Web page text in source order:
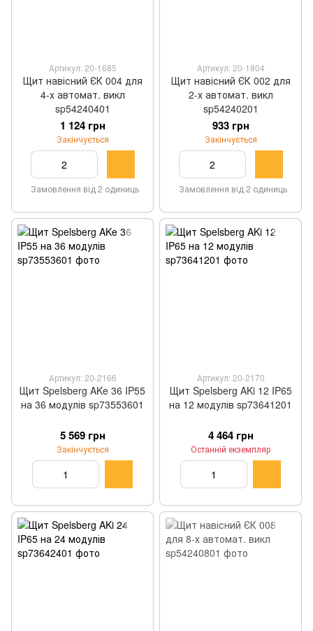
Артикул: 20-1685
Щит навісний ЄК 004 для
4-х автомат. викл
sp54240401
1 124 грн
Закінчується
Замовлення від 2 одиниць
Артикул: 20-1804
Щит навісний ЄК 002 для
2-х автомат. викл
sp54240201
933 грн
Закінчується
Замовлення від 2 одиниць
Артикул: 20-2166
Щит Spelsberg AKe 36 IP55
на 36 модулів sp73553601
5 569 грн
Закінчується
Артикул: 20-2170
Щит Spelsberg AKi 12 IP65
на 12 модулів sp73641201
4 464 грн
Останній екземпляр